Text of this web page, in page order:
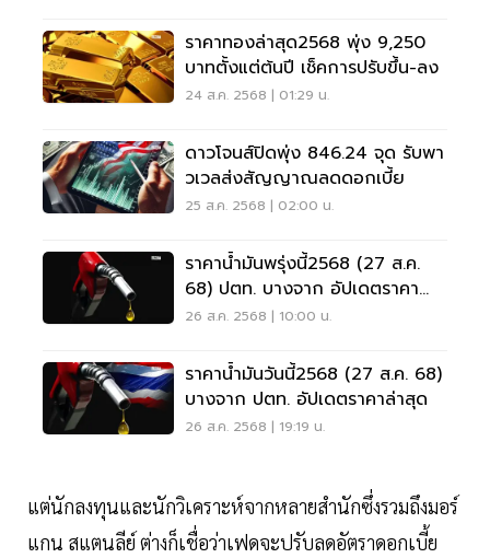
ราคาทองล่าสุด2568 พุ่ง 9,250
บาทตั้งแต่ต้นปี เช็คการปรับขึ้น-ลง
24 ส.ค. 2568 | 01:29 น.
ดาวโจนส์ปิดพุ่ง 846.24 จุด รับพา
วเวลส่งสัญญาณลดดอกเบี้ย
25 ส.ค. 2568 | 02:00 น.
ราคาน้ำมันพรุ่งนี้2568 (27 ส.ค.
68) ปตท. บางจาก อัปเดตราคา
ล่าสุด
26 ส.ค. 2568 | 10:00 น.
ราคาน้ำมันวันนี้2568 (27 ส.ค. 68)
บางจาก ปตท. อัปเดตราคาล่าสุด
26 ส.ค. 2568 | 19:19 น.
แต่นักลงทุนและนักวิเคราะห์จากหลายสำนักซึ่งรวมถึงมอร์
แกน สแตนลีย์ ต่างก็เชื่อว่าเฟดจะปรับลดอัตราดอกเบี้ย